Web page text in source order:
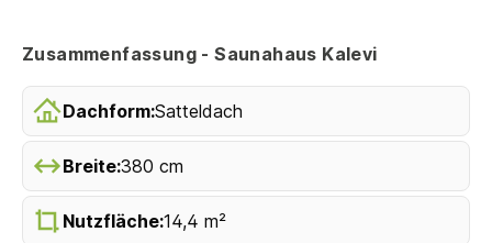
Zusammenfassung - Saunahaus Kalevi
Dachform:Satteldach
Breite:380 cm
Nutzfläche:14,4 m²